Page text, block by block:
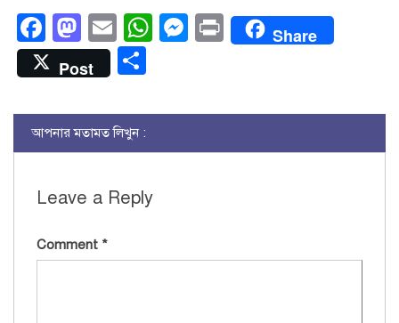
Facebook
Mastodon
EmailWhatsApp
Messenger
PrintShare
Post
আপনার মতামত লিখুন :
Leave a Reply
Comment *